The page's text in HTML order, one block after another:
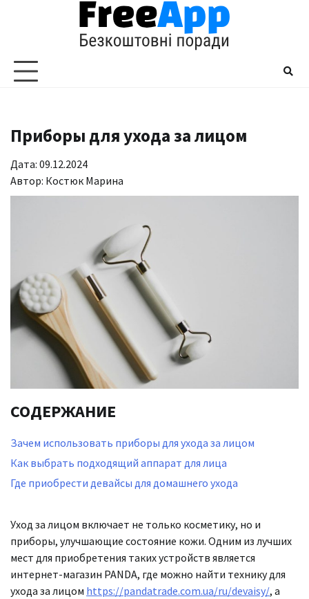
Приборы для ухода за лицом
Дата: 09.12.2024
Автор: Костюк Марина
СОДЕРЖАНИЕ
Зачем использовать приборы для ухода за лицом
Как выбрать подходящий аппарат для лица
Где приобрести девайсы для домашнего ухода
Уход за лицом включает не только косметику, но и
приборы, улучшающие состояние кожи. Одним из лучших
мест для приобретения таких устройств является
интернет-магазин PANDA, где можно найти технику для
ухода за лицом https://pandatrade.com.ua/ru/devaisy/, а